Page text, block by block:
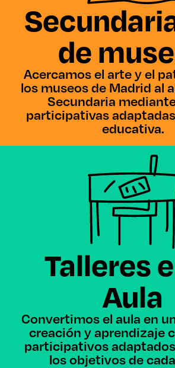
de
Acercamos el arte y el
los museos de Madrid al
Secundaria
participativas
educativa.
Talleres
Aula
Convertimos el aula en
creación y aprendizaje
participativos
los objetivos de